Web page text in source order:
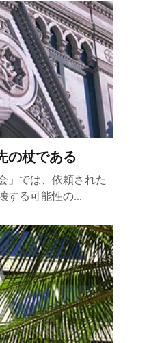
の杖である
」では、依頼された
する可能性の...